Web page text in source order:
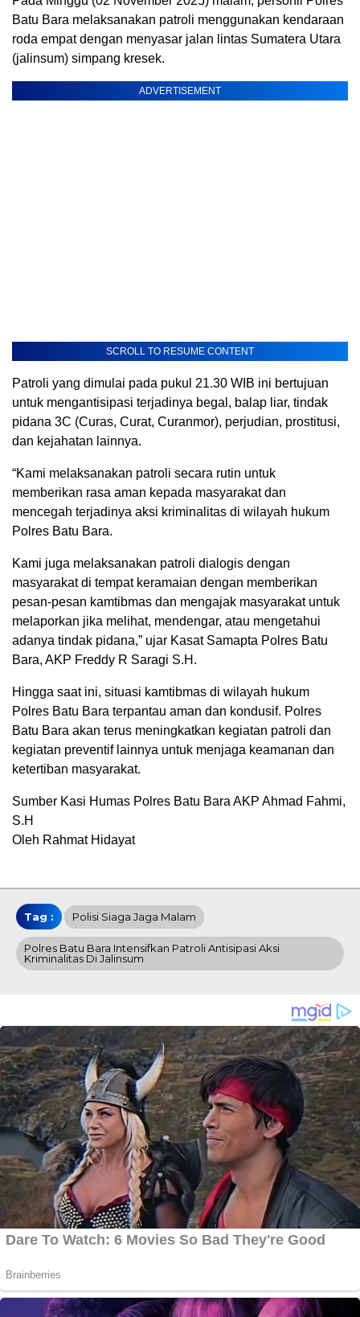
Batu Bara melaksanakan patroli menggunakan kendaraan
roda empat dengan menyasar jalan lintas Sumatera Utara
(jalinsum) simpang kresek.
ADVERTISEMENT
SCROLL TO RESUME CONTENT
Patroli yang dimulai pada pukul 21.30 WIB ini bertujuan
untuk mengantisipasi terjadinya begal, balap liar, tindak
pidana 3C (Curas, Curat, Curanmor), perjudian, prostitusi,
dan kejahatan lainnya.
“Kami melaksanakan patroli secara rutin untuk
memberikan rasa aman kepada masyarakat dan
mencegah terjadinya aksi kriminalitas di wilayah hukum
Polres Batu Bara.
Kami juga melaksanakan patroli dialogis dengan
masyarakat di tempat keramaian dengan memberikan
pesan-pesan kamtibmas dan mengajak masyarakat untuk
melaporkan jika melihat, mendengar, atau mengetahui
adanya tindak pidana,” ujar Kasat Samapta Polres Batu
Bara, AKP Freddy R Saragi S.H.
Hingga saat ini, situasi kamtibmas di wilayah hukum
Polres Batu Bara terpantau aman dan kondusif. Polres
Batu Bara akan terus meningkatkan kegiatan patroli dan
kegiatan preventif lainnya untuk menjaga keamanan dan
ketertiban masyarakat.
Sumber Kasi Humas Polres Batu Bara AKP Ahmad Fahmi,
S.H
Oleh Rahmat Hidayat
Tag : Polisi Siaga Jaga Malam
Polres Batu Bara Intensifkan Patroli Antisipasi Aksi
Kriminalitas Di Jalinsum